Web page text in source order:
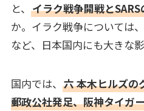
と、 イラク戦争開戦と
か。イラク戦争については
など、日本国内にも大きな
国内では、 六本木ヒルズの
郵政公社発足、阪神タイガ